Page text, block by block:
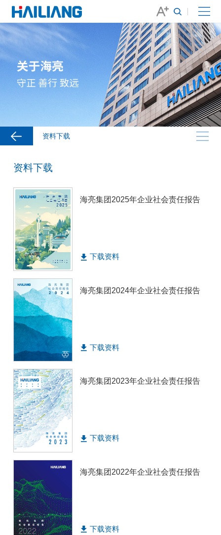
资料下载
资料下载
海亮集团2025年企业社会责任报告
下载资料
海亮集团2024年企业社会责任报告
下载资料
海亮集团2023年企业社会责任报告
下载资料
海亮集团2022年企业社会责任报告
下载资料